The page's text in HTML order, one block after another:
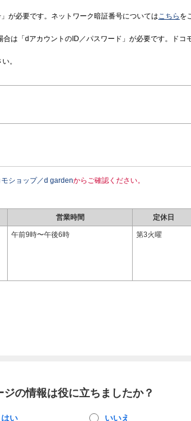
が必要です。ネットワーク暗証番号についてはこちら を
は「dアカウントのID／パスワード」が必要です。ドコ
。
モショップ／d gardenからご確認ください。
営業時間 定休日
午前9時〜午後6時 第3火曜
ジの情報は役に立ちましたか？
はい いいえ